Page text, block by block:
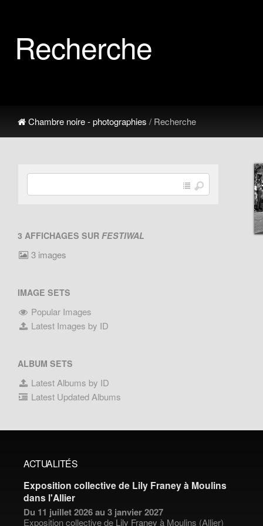
Recherche
Chambre noire - photographies / Recherche
3 AFFICHAGES SURFESTIWAL
3 images
IMAGE SETS
Popular Images
Latest Images by ID
ALBUM SETS
Latest Albums by ID
Latest Updated Albums
ACTUALITÉS
Exposition collective de Lily Franey à Moulins
dans l'Allier
Du 11 juillet 2026 au 3 janvier 2027
Exposition collective de Lily Franey à Moulins (Allier)